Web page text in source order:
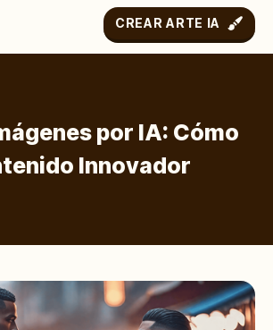
CREAR ARTE IA
por IA: Cómo
Innovador